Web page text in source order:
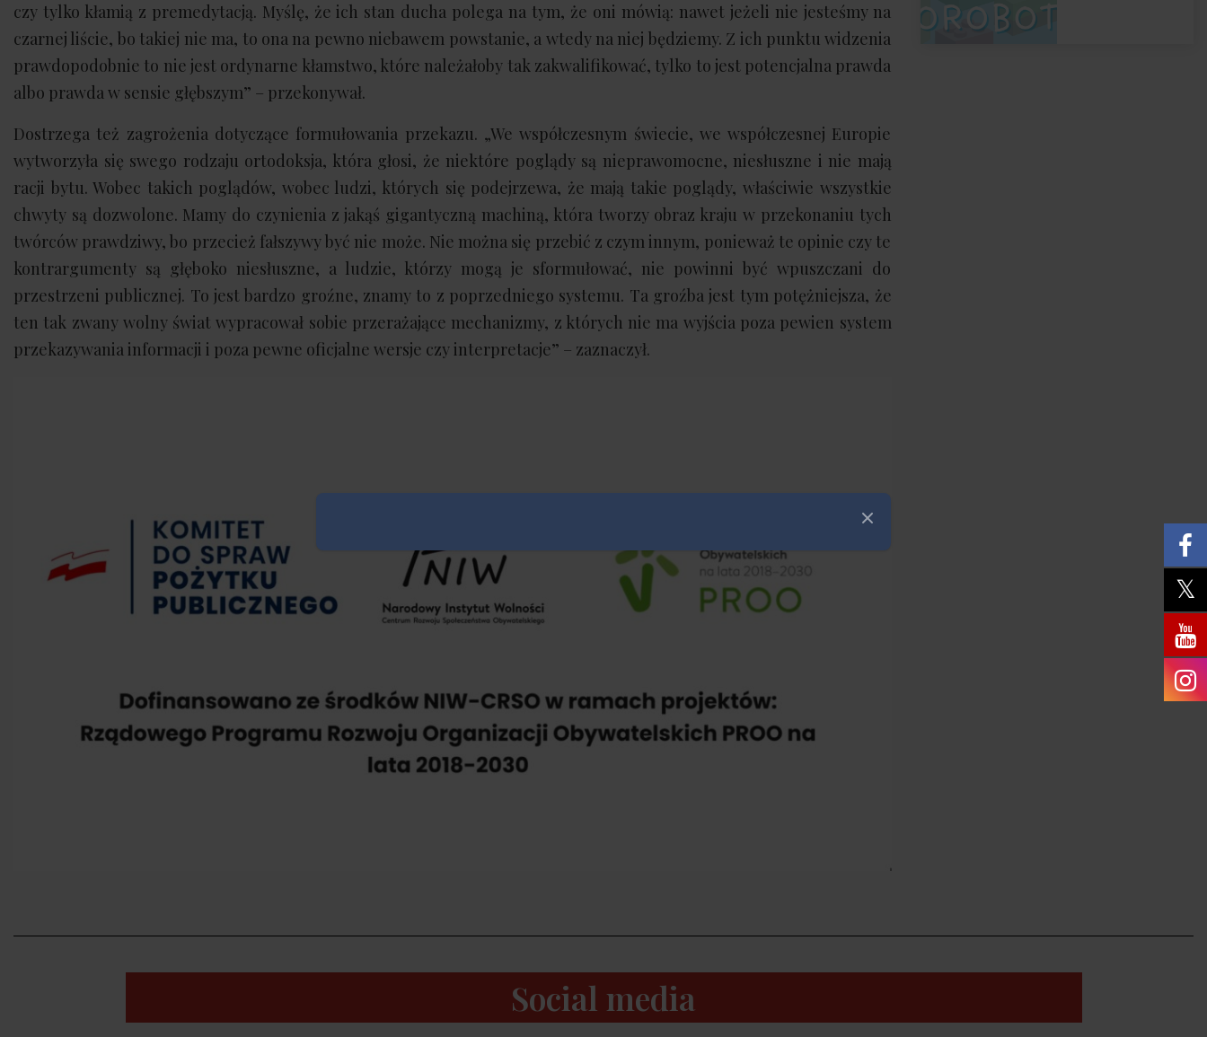
czy tylko kłamią z premedytacją. Myślę, że ich stan ducha polega na tym, że oni mówią: nawet jeżeli nie jesteśmy na
czarnej liście, bo takiej nie ma, to ona na pewno niebawem powstanie, a wtedy na niej będziemy. Z ich punktu widzenia
prawdopodobnie to nie jest ordynarne kłamstwo, które należałoby tak zakwalifikować, tylko to jest potencjalna prawda
albo prawda w sensie głębszym” – przekonywał.
Dostrzega też zagrożenia dotyczące formułowania przekazu. „We współczesnym świecie, we współczesnej Europie
wytworzyła się swego rodzaju ortodoksja, która głosi, że niektóre poglądy są nieprawomocne, niesłuszne i nie mają
racji bytu. Wobec takich poglądów, wobec ludzi, których się podejrzewa, że mają takie poglądy, właściwie wszystkie
chwyty są dozwolone. Mamy do czynienia z jakąś gigantyczną machiną, która tworzy obraz kraju w przekonaniu tych
twórców prawdziwy, bo przecież fałszywy być nie może. Nie można się przebić z czym innym, ponieważ te opinie czy te
kontrargumenty są głęboko niesłuszne, a ludzie, którzy mogą je sformułować, nie powinni być wpuszczani do
przestrzeni publicznej. To jest bardzo groźne, znamy to z poprzedniego systemu. Ta groźba jest tym potężniejsza, że
ten tak zwany wolny świat wypracował sobie przerażające mechanizmy, z których nie ma wyjścia poza pewien system
przekazywania informacji i poza pewne oficjalne wersje czy interpretacje” – zaznaczył.
Social media
Zamknij